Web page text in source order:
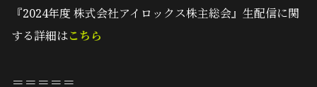
『2024年度 株式会社アイロックス株主総会』生配信に関
する詳細はこちら
＝＝＝＝＝